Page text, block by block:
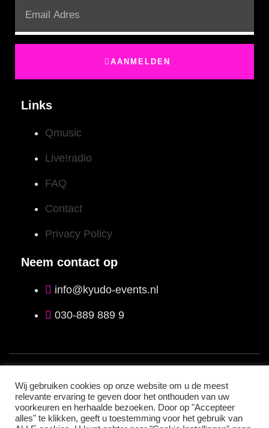
AANMELDEN
Links
Qmusic
Live!radio
FAQ
Contact
Privacy Policy
Neem contact op
info@kyudo-events.nl
030-889 889 9
@2026
Facebook
Instagram
Wij gebruiken cookies op onze website om u de meest
relevante ervaring te geven door het onthouden van uw
voorkeuren en herhaalde bezoeken. Door op "Accepteer
alles" te klikken, geeft u toestemming voor het gebruik van